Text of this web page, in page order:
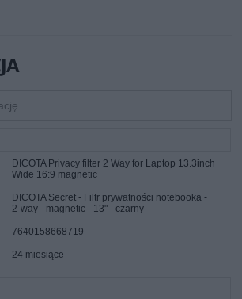
DICOTA Privacy filter 2 Way for Laptop 13.3inch
Wide 16:9 magnetic
DICOTA Secret - Filtr prywatności notebooka -
2-way - magnetic - 13" - czarny
7640158668719
24 miesiące